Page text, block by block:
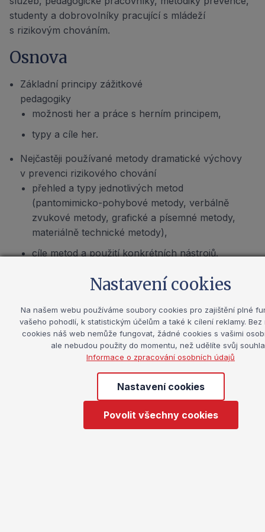
studenty a dobrovolníky pracující s mládeží
s rizikovým chováním.
Osnova
Základní principy zážitkové
pedagogiky
možnosti her a práce s herním principem,
typy a cíle her.
Nejčastěji používané metody dramatické výchovy
v prevenci rizikového chování
přehled a typy jednotlivých metod
(pantomimicko-pohybové metody, verbálně
zvukové metody, grafické a písemné metody,
materiálně technické metody),
cíle metod a použití konkrétních nástrojů.
Struktura, fáze a obsah prožitkové
lekce
popis a cíl jednotlivých částí prožitkových lekcí,
nejčastější chyby při vytváření prožitkových
lekcí.
na konkrétní téma, cílovou skupinu a její
práce ve skupinách – vytváření konkrétního
Nastavení cookies
Na našem webu používáme soubory cookies pro zajištění plné
vašeho pohodlí, k statistickým účelům a také k cílení reklamy.
cookies náš web nemůže fungovat, žádné cookies s vašimi
ale nebudou použity do momentu, než udělíte svůj
Informace o zpracování osobních údajů
Nastavení cookies
Povolit všechny cookies